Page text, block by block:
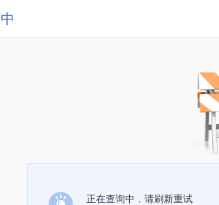
正在查询中，请刷新重试